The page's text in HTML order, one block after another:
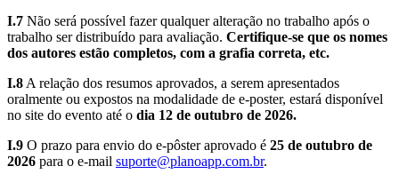
I.7 Não será possível fazer qualquer alteração no trabalho após o
trabalho ser distribuído para avaliação. Certifique-se que os nomes
dos autores estão completos, com a grafia correta, etc.
I.8 A relação dos resumos aprovados, a serem apresentados
oralmente ou expostos na modalidade de e-poster, estará disponível
no site do evento até o dia 12 de outubro de 2026.
I.9 O prazo para envio do e-pôster aprovado é 25 de outubro de
2026 para o e-mail suporte@planoapp.com.br.